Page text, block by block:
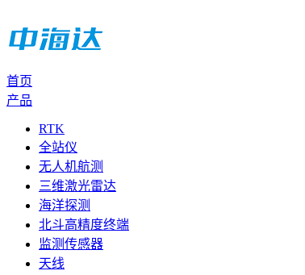
首页
产品
RTK
全站仪
无人机航测
三维激光雷达
海洋探测
北斗高精度终端
监测传感器
天线